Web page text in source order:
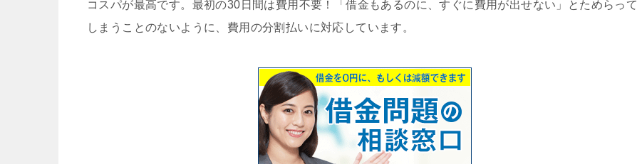
コスパが最高です。最初の30日間は費用不要！「借金もあるのに、すぐに費用が出せない」とためらって
しまうことのないように、費用の分割払いに対応しています。